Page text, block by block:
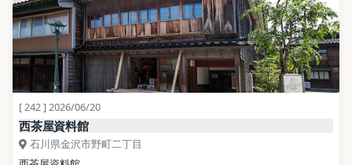
[ 242 ] 2026/06/20
西茶屋資料館
石川県金沢市野町二丁目